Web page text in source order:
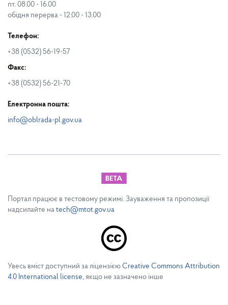
пт. 08.00 - 16.00
обідня перерва - 12.00 - 13.00
Телефон:
+38 (0532) 56-19-57
Факс:
+38 (0532) 56-21-70
Електронна пошта:
info@oblrada-pl.gov.ua
Портал працює в тестовому режимі. Зауваження та пропозиції
надсилайте на tech@mtot.gov.ua
Увесь вміст доступний за ліцензією Creative Commons Attribution
4.0 International license, якщо не зазначено інше